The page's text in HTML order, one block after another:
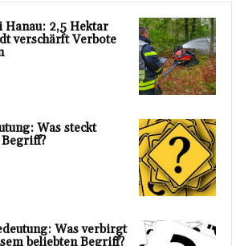
Hanau: 2,5 Hektar
verschärft Verbote
Was steckt
Was verbirgt
beliebten Begriff?